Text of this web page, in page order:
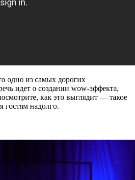
одно из самых дорогих
идет о создании wow-эффекта,
как это выглядит — такое
гостям надолго.